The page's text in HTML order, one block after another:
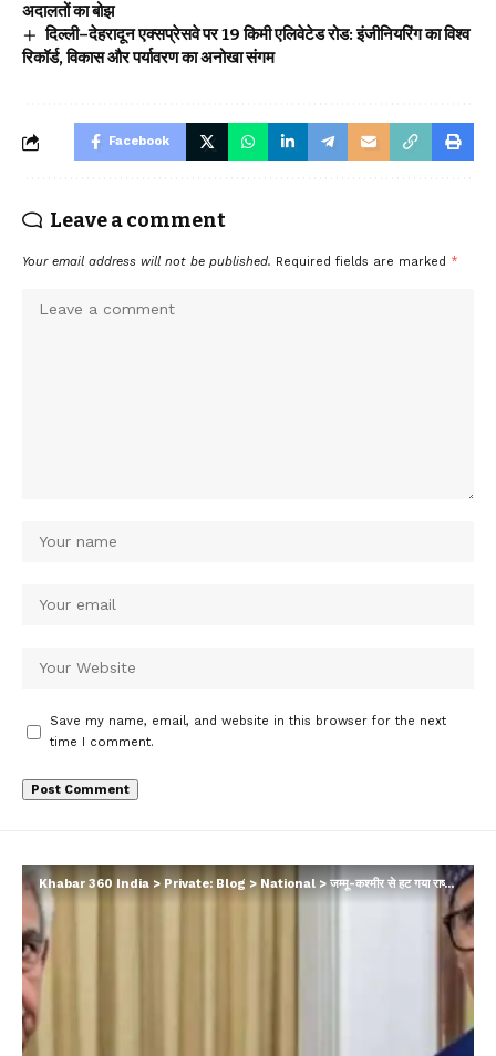
अदालतों का बोझ
दिल्ली–देहरादून एक्सप्रेसवे पर 19 किमी एलिवेटेड रोड: इंजीनियरिंग का विश्व
रिकॉर्ड, विकास और पर्यावरण का अनोखा संगम
Facebook
Leave a comment
Your email address will not be published. Required fields are marked *
Save my name, email, and website in this browser for the next
time I comment.
Khabar 360 India > Private: Blog > National > जम्मू-कश्मीर से हट गया राष्ट्रपति शासन, नई सरकार के गठन का रास्ता साफ